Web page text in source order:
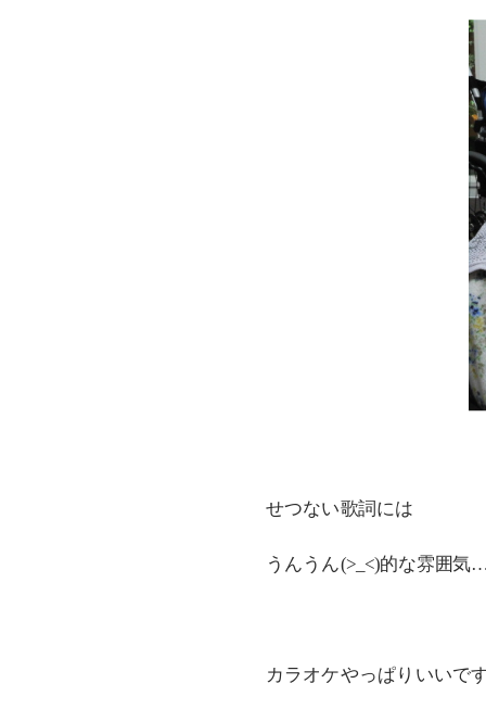
せつない歌詞には
うんうん(>_<)的な雰囲気…
カラオケやっぱりいいで